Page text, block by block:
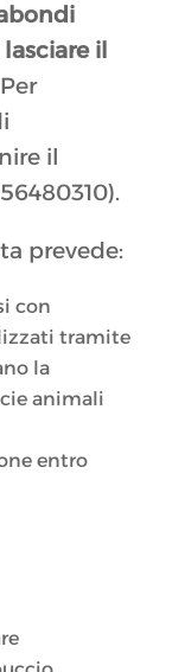
il
il
prevede:
con
tramite
la
animali
entro